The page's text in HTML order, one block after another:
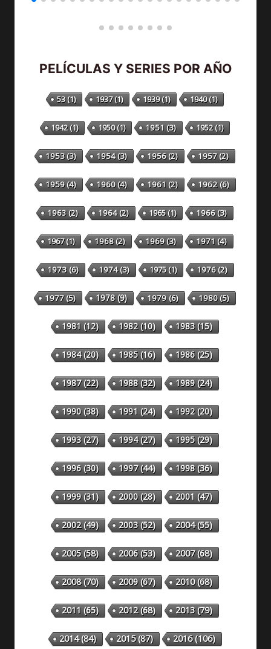
PELÍCULAS Y SERIES POR AÑO
53(1) 1937(1) 1939(1) 1940(1)
1942(1) 1950(1) 1951 (3) 1952(1)
1953(3) 1954(3) 1956(2) 1957(2)
1959(4) 1960(4) 1961 (2) 1962(6)
1963(2) 1964(2) 1965(1) 1966(3)
1967(1) 1968(2) 1969(3) 1971 (4)
1973(6) 1974(3) 1975(1) 1976(2)
1977(5) 1978(9) 1979(6) 1980(5)
1981 (12) 1982(10) 1983(15)
1984(20) 1985(16) 1986(25)
1987(22) 1988(32) 1989(24)
1990(38) 1991 (24) 1992(20)
1993(27) 1994(27) 1995(29)
1996(30) 1997(44) 1998(36)
1999(31) 2000(28) 2001 (47)
2002(49) 2003(52) 2004(55)
2005(58) 2006(53) 2007(68)
2008(70) 2009(67) 2010(68)
2011 (65) 2012(68) 2013(79)
2014(84) 2015(87) 2016(106)